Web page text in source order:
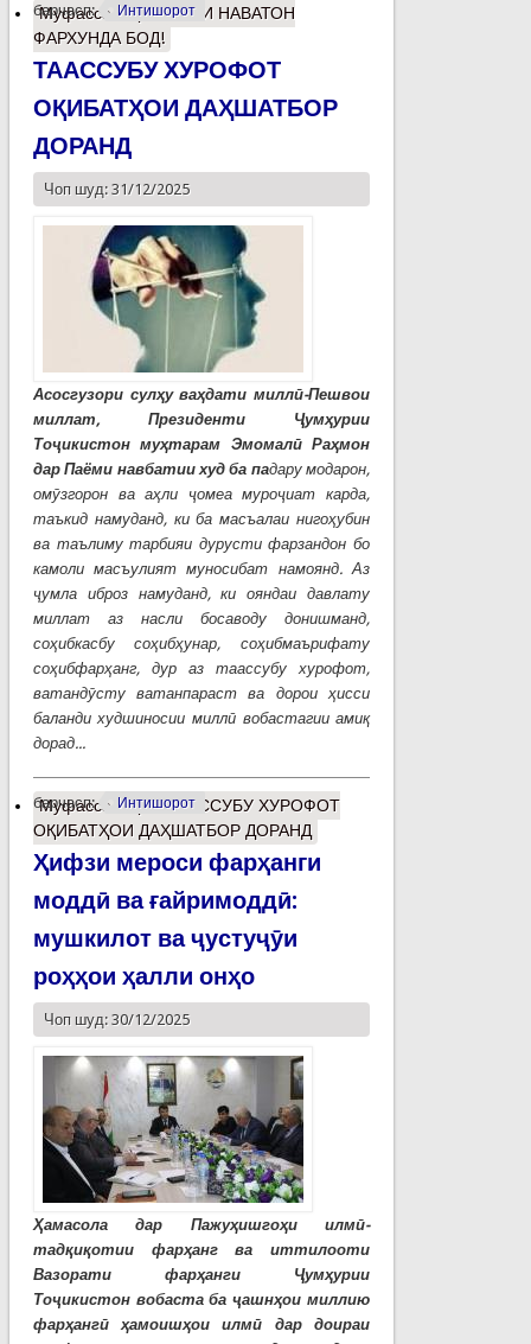
барчасп: Интишорот
Муфассалтаро СОЛИ НАВАТОН
ФАРХУНДА БОД!
ТААССУБУ ХУРОФОТ
ОҚИБАТҲОИ ДАҲШАТБОР
ДОРАНД
Чоп шуд: 31/12/2025
Асосгузори сулҳу ваҳдати миллӣ-Пешвои
миллат, Президенти Ҷумҳурии
Тоҷикистон муҳтарам Эмомалӣ Раҳмон
дар Паёми навбатии худ ба падару модарон,
омӯзгорон ва аҳли ҷомеа муроҷиат карда,
таъкид намуданд, ки ба масъалаи нигоҳубин
ва таълиму тарбияи дурусти фарзандон бо
камоли масъулият муносибат намоянд. Аз
ҷумла иброз намуданд, ки ояндаи давлату
миллат аз насли босаводу донишманд,
соҳибкасбу соҳибҳунар, соҳибмаърифату
соҳибфарҳанг, дур аз таассубу хурофот,
ватандӯсту ватанпараст ва дорои ҳисси
баланди худшиносии миллӣ вобастагии амиқ
дорад...
барчасп: Интишорот
Муфассалтаро ТААССУБУ ХУРОФОТ
ОҚИБАТҲОИ ДАҲШАТБОР ДОРАНД
Ҳифзи мероси фарҳанги
моддӣ ва ғайримоддӣ:
мушкилот ва ҷустуҷӯи
роҳҳои ҳалли онҳо
Чоп шуд: 30/12/2025
Ҳамасола дар Пажуҳишгоҳи илмӣ-
тадқиқотии фарҳанг ва иттилооти
Вазорати фарҳанги Ҷумҳурии
Тоҷикистон вобаста ба ҷашнҳои миллию
фарҳангӣ ҳамоишҳои илмӣ дар доираи